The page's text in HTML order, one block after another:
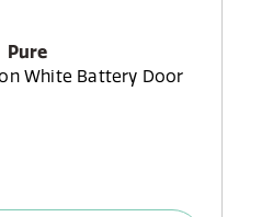
Pure
White Battery Door